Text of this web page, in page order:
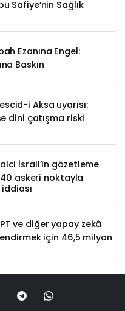
Safiye’nin Sağlık
Ezanına Engel:
Baskın
i Aksa uyarısı:
dini çatışma riski
İsrail’in gözetleme
40 askeri noktayla
ve diğer yapay zekâ
için 46,5 milyon